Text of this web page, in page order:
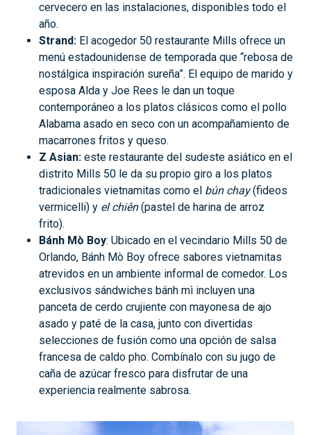
cervecero en las instalaciones, disponibles todo el
año.
Strand: El acogedor 50 restaurante Mills ofrece un
menú estadounidense de temporada que “rebosa de
nostálgica inspiración sureña”. El equipo de marido y
esposa Alda y Joe Rees le dan un toque
contemporáneo a los platos clásicos como el pollo
Alabama asado en seco con un acompañamiento de
macarrones fritos y queso.
Z Asian: este restaurante del sudeste asiático en el
distrito Mills 50 le da su propio giro a los platos
tradicionales vietnamitas como el bún chay(fideos
vermicelli) y el chiên(pastel de harina de arroz
frito).
Bánh Mò Boy: Ubicado en el vecindario Mills 50 de
Orlando, Bánh Mò Boy ofrece sabores vietnamitas
atrevidos en un ambiente informal de comedor. Los
exclusivos sándwiches bánh mì incluyen una
panceta de cerdo crujiente con mayonesa de ajo
asado y paté de la casa, junto con divertidas
selecciones de fusión como una opción de salsa
francesa de caldo pho. Combínalo con su jugo de
caña de azúcar fresco para disfrutar de una
experiencia realmente sabrosa.